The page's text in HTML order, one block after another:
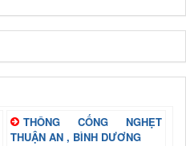
THÔNG CỐNG NGHẸT
THUẬN AN , BÌNH DƯƠNG